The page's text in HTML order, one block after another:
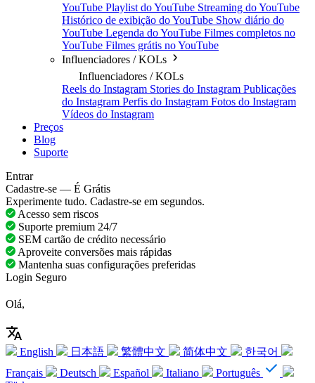
YouTube Playlist do YouTube Streaming do YouTube
Histórico de exibição do YouTube Show diário do
YouTube Legenda do YouTube Filmes completos no
YouTube Filmes grátis no YouTube
Influenciadores / KOLs
Influenciadores / KOLs
Reels do Instagram Stories do Instagram Publicações
do Instagram Perfis do Instagram Fotos do Instagram
Vídeos do Instagram
Preços
Blog
Suporte
Entrar
Cadastre-se — É Grátis
Experimente tudo. Cadastre-se em segundos.
Acesso sem riscos
Suporte premium 24/7
SEM cartão de crédito necessário
Aproveite conversões mais rápidas
Mantenha suas configurações preferidas
Login Seguro
Olá,
English 日本語 繁體中文 简体中文
한국어
Français
Deutsch Español Italiano
Português